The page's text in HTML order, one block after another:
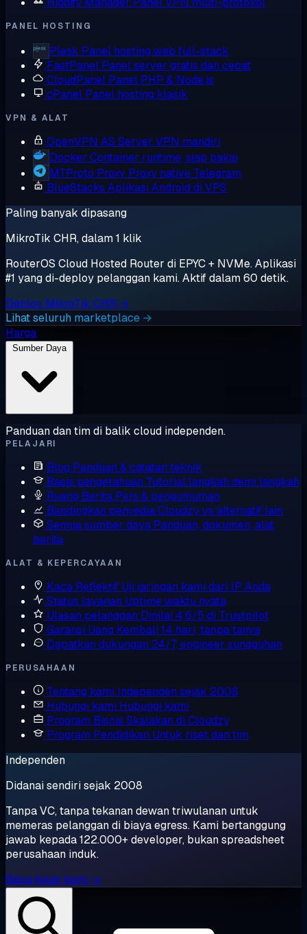
PANEL HOSTING
Plesk Panel hosting web full-stack
FastPanel Panel server gratis dan cepat
CloudPanel Panel PHP & Node.js
cPanel Panel hosting klasik
VPN & ALAT
OpenVPN AS Server VPN mandiri
Docker Container runtime, siap pakai
MTProto Proxy Proxy native Telegram
BlueStacks Aplikasi Android di VPS
Paling banyak dipasang
MikroTik CHR, dalam 1 klik
RouterOS Cloud Hosted Router di EPYC + NVMe. Aplikasi
#1 yang di-deploy pelanggan kami. Aktif dalam 60 detik.
Deploy MikroTik CHR →
Lihat seluruh marketplace →
Harga
Sumber Daya
Panduan dan tim di balik cloud independen.
PELAJARI
Blog Panduan & catatan teknik
Basis pengetahuan Tutorial langkah demi langkah
Ruang Berita Pers & pengumuman
Bandingkan penyediaCloudzy vs alternatif lain
Semua sumber daya Panduan, dokumen, alat,
berita
ALAT & KEPERCAYAAN
Kaca Reflektif Uji jaringan kami dari IP Anda
Status layanan Uptime waktu nyata
Ulasan pelanggan Dinilai 4,6/5 di Trustpilot
Garansi Uang Kembali 14 hari, tanpa tanya
Dapatkan dukungan 24/7, engineer sungguhan
PERUSAHAAN
Tentang kami Independen sejak 2008
Hubungi kami Hubungi kami
Program Bisnis Skalakan di Cloudzy
Program Pendidikan Untuk riset dan tim
Independen
Didanai sendiri sejak 2008
Tanpa VC, tanpa tekanan dewan triwulanan untuk
memeras pelanggan di biaya egress. Kami bertanggung
jawab kepada 122.000+ developer, bukan spreadsheet
perusahaan induk.
Baca kisah kami →